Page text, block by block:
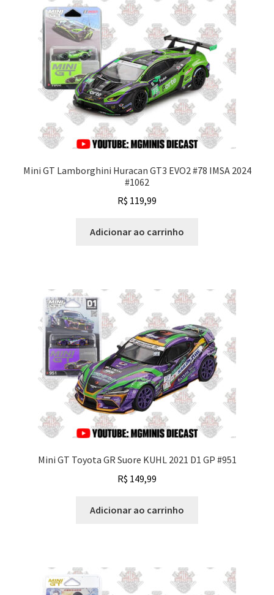
Mini GT Lamborghini Huracan GT3 EVO2 #78 IMSA 2024
#1062
R$ 119,99
Adicionar ao carrinho
Mini GT Toyota GR Suore KUHL 2021 D1 GP #951
R$ 149,99
Adicionar ao carrinho